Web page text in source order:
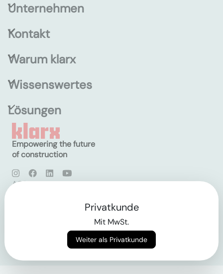
Unternehmen
Kontakt
Warum klarx
Wissenswertes
Lösungen
Empowering the future
of construction
AGB
Privatkunde
Mit MwSt.
Weiter als Privatkunde